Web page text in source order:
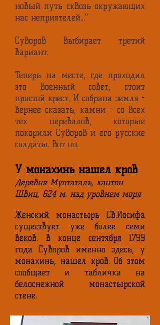
новый путь сквозь окружающих
нас неприятелей..."
Суворов выбирает третий
вариант.
Теперь на месте, где проходил
это военный совет, стоит
простой крест. И собрана земля -
вернее сказать, камни - со всех
тех перевалов, которые
покорили Суворов и его русские
солдаты. Вот он.
У монахинь нашел кров
Деревня Муотаталь, кантон
Швиц, 624 м. над уровнем моря
Женский монастырь Св.Иосифа
существует уже более семи
веков. В конце сентября 1799
года Суворов именно здесь, у
монахинь, нашел кров. Об этом
сообщает и табличка на
белоснежной монастырской
стене.